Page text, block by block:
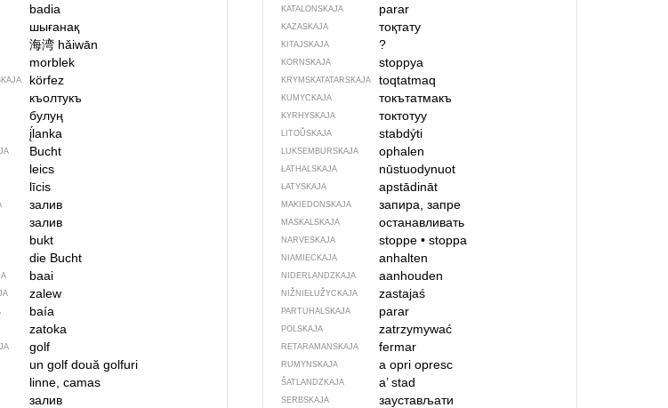
badia
шығанақ
海湾 hǎiwān
morblek
körfez
къолтукъ
булуң
į́lanka
Bucht
leics
līcis
залив
залив
bukt
die Bucht
baai
zalew
baía
zatoka
golf
un golf două golfuri
linne, camas
залив
KATALONSKAJA parar
KAZASKAJA тоқтату
KITAJSKAJA ?
KORNSKAJA stoppya
KRYMSKA­TATARSKAJA toqtatmaq
KUMYCKAJA токътатмакъ
KYRHYSKAJA токтотуу
LITOŬSKAJA stabdýti
LUKSEMBURSKAJA ophalen
ŁATHALSKAJA nūstuodynuot
ŁATYSKAJA apstādināt
MAKIEDONSKAJA запира, запре
MASKALSKAJA останавливать
NARVESKAJA stoppe• stoppa
NIAMIECKAJA anhalten
NIDERLANDZKAJA aanhouden
NIŽNIEŁUŽYCKAJA zastajaś
PARTUHALSKAJA parar
POLSKAJA zatrzymywać
RETARAMANSKAJA fermar
RUMYNSKAJA a opriopresc
ŠATLANDZKAJA a’ stad
SERBSKAJA заустављати